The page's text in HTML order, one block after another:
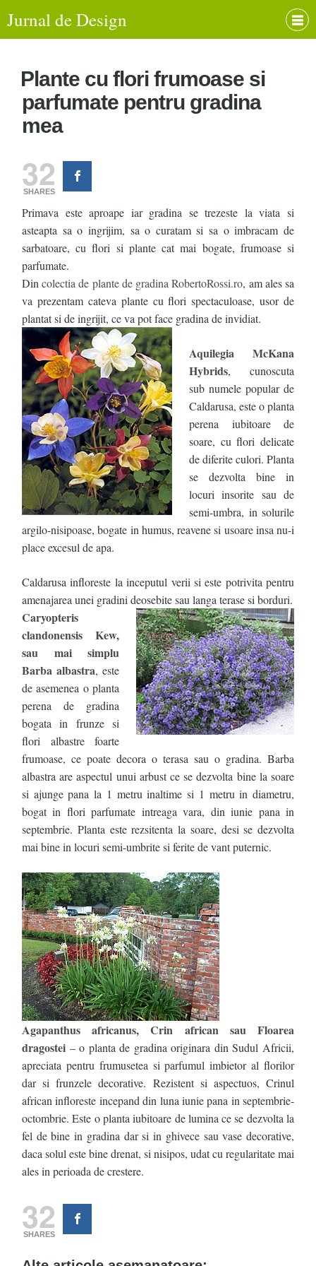
Jurnal de Design
Plante cu flori frumoase si
parfumate pentru gradina
mea
32
SHARES
Primava este aproape iar gradina se trezeste la viata si
asteapta sa o ingrijim, sa o curatam si sa o imbracam de
sarbatoare, cu flori si plante cat mai bogate, frumoase si
parfumate.
Dincolectia de plante de gradina RobertoRossi.ro, am ales sa
va prezentam cateva plante cu flori spectaculoase, usor de
plantat si de ingrijit, ce va pot face gradina de invidiat.
Aquilegia McKana
Hybrids, cunoscuta
sub numele popular de
Caldarusa, este o planta
perena iubitoare de
soare, cu flori delicate
de diferite culori. Planta
se dezvolta bine in
locuri insorite sau de
semi-umbra, in solurile
argilo-nisipoase, bogate in humus, reavene si usoare insa nu-i
place excesul de apa.
Caldarusa infloreste la inceputul verii si este potrivita pentru
amenajarea unei gradini deosebite sau langa terase si borduri.
Caryopteris
clandonensis Kew,
sau mai simplu
Barba albastra, este
de asemenea o planta
perena de gradina
bogata in frunze si
flori albastre foarte
frumoase, ce poate decora o terasa sau o gradina. Barba
albastra are aspectul unui arbust ce se dezvolta bine la soare
si ajunge pana la 1 metru inaltime si 1 metru in diametru,
bogat in flori parfumate intreaga vara, din iunie pana in
septembrie. Planta este rezsitenta la soare, desi se dezvolta
mai bine in locuri semi-umbrite si ferite de vant puternic.
Agapanthus africanus, Crin african sau Floarea
dragostei – o planta de gradina originara din Sudul Africii,
apreciata pentru frumusetea si parfumul imbietor al florilor
dar si frunzele decorative. Rezistent si aspectuos, Crinul
african infloreste incepand din luna iunie pana in septembrie-
octombrie. Este o planta iubitoare de lumina ce se dezvolta la
fel de bine in gradina dar si in ghivece sau vase decorative,
daca solul este bine drenat, si nisipos, udat cu regularitate mai
ales in perioada de crestere.
32
SHARES